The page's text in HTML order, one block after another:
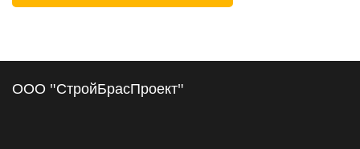
ООО "СтройБрасПроект"